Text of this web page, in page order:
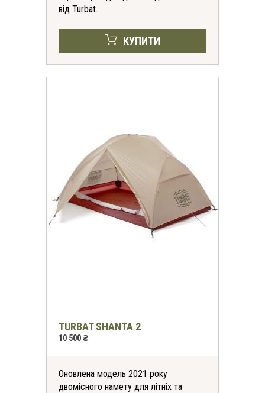
від Turbat.
КУПИТИ
TURBAT SHANTA 2
10 500 ₴
Оновлена модель 2021 року
двомісного намету для літніх та